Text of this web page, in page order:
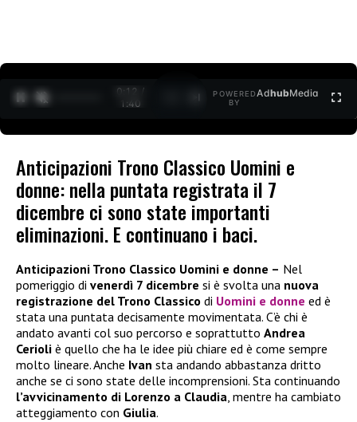
0:12 /
1:40
POWERED
BY
AdhubMedia
Anticipazioni Trono Classico Uomini e
donne: nella puntata registrata il 7
dicembre ci sono state importanti
eliminazioni. E continuano i baci.
Anticipazioni Trono Classico Uomini e donne – Nel
pomeriggio di venerdì 7 dicembre si è svolta una nuova
registrazione del Trono Classico di Uomini e donne ed è
stata una puntata decisamente movimentata. C’è chi è
andato avanti col suo percorso e soprattutto Andrea
Cerioli è quello che ha le idee più chiare ed è come sempre
molto lineare. Anche Ivan sta andando abbastanza dritto
anche se ci sono state delle incomprensioni. Sta continuando
l’avvicinamento di Lorenzo a Claudia, mentre ha cambiato
atteggiamento con Giulia.